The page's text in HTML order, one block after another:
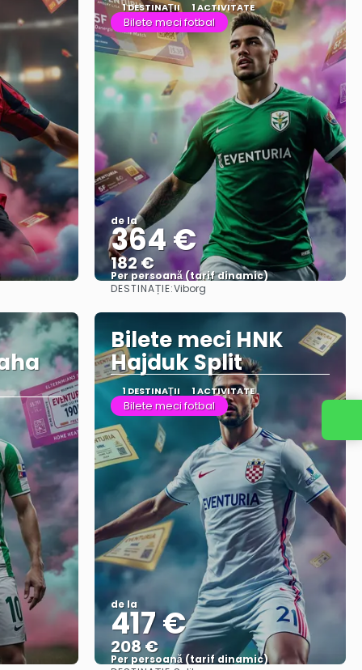
1 DESTINAŢII 1 ACTIVITATE
Bilete meci fotbal
de la
364 €
182 €
Per persoană (tarif dinamic)
Vezi mai multe
DESTINAȚIE:Viborg
Bilete meci HNK
Hajduk Split
1 DESTINAŢII 1 ACTIVITATE
Bilete meci fotbal
de la
417 €
208 €
Per persoană (tarif dinamic)